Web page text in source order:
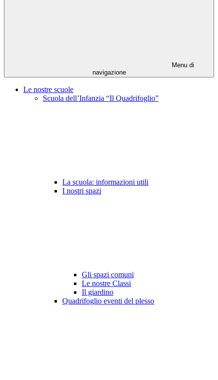
Menu di
navigazione
Le nostre scuole
Scuola dell’Infanzia “Il Quadrifoglio”
La scuola: informazioni utili
I nostri spazi
Gli spazi comuni
Le nostre Classi
Il giardino
Quadrifoglio eventi del plesso